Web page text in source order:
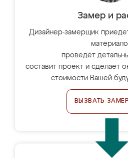
Замер и
Дизайнер-замерщик
проведёт
составит проект и сделает
стоимости Вашей
ВЫЗВАТЬ